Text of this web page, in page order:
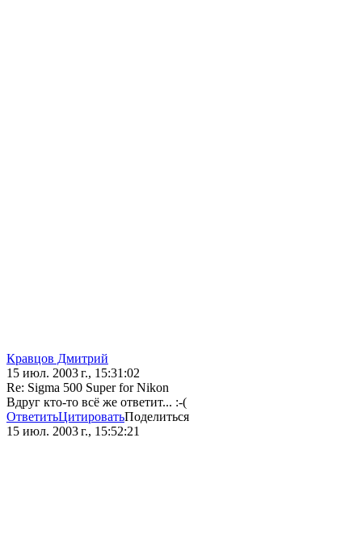
Кравцов Дмитрий
15 июл. 2003 г., 15:31:02
Re: Sigma 500 Super for Nikon
Вдруг кто-то всё же ответит... :-(
ОтветитьЦитироватьПоделиться
15 июл. 2003 г., 15:52:21